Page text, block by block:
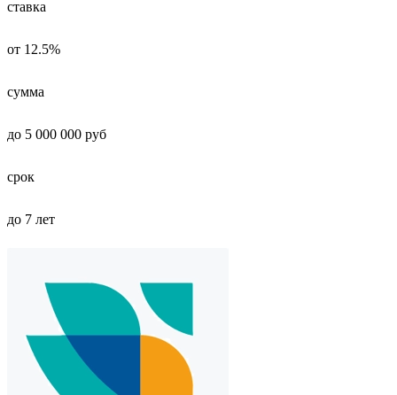
ставка
от 12.5%
сумма
до 5 000 000 руб
срок
до 7 лет